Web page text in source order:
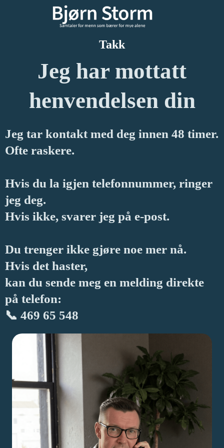
Takk
Jeg har mottatt
henvendelsen din
Jeg tar kontakt med deg innen 48 timer.
Ofte raskere.
Hvis du la igjen telefonnummer, ringer
jeg deg.
Hvis ikke, svarer jeg på e-post.
Du trenger ikke gjøre noe mer nå.
Hvis det haster,
kan du sende meg en melding direkte
på telefon:
📞 469 65 548